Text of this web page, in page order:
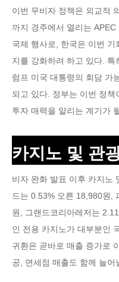
이번 무비자 정책은 외교적
까지 경주에서 열리는
국제 행사로, 한국은 이번
지를 강화하려 하고 있다.
럼프 미국 대통령의 회담 가
되고 있다. 정부는 이번 정책
투자 매력을 알리는 계기가
카지노 및 관
비자 완화 발표 이후 카지노
드는 0.53% 오른 18,980원,
원, 그랜드코리아레저는
인 전용 카지노가 대부분인
귀환은 곧바로 매출 증가로
공, 면세점 매출도 함께 늘어